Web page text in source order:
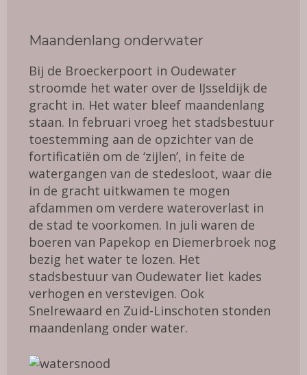
Maandenlang onderwater
Bij de Broeckerpoort in Oudewater
stroomde het water over de IJsseldijk de
gracht in. Het water bleef maandenlang
staan. In februari vroeg het stadsbestuur
toestemming aan de opzichter van de
fortificatiën om de ‘zijlen’, in feite de
watergangen van de stedesloot, waar die
in de gracht uitkwamen te mogen
afdammen om verdere wateroverlast in
de stad te voorkomen. In juli waren de
boeren van Papekop en Diemerbroek nog
bezig het water te lozen. Het
stadsbestuur van Oudewater liet kades
verhogen en verstevigen. Ook
Snelrewaard en Zuid-Linschoten stonden
maandenlang onder water.